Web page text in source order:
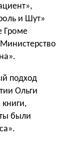
и Шут»
Громе
подход
Ольги
были